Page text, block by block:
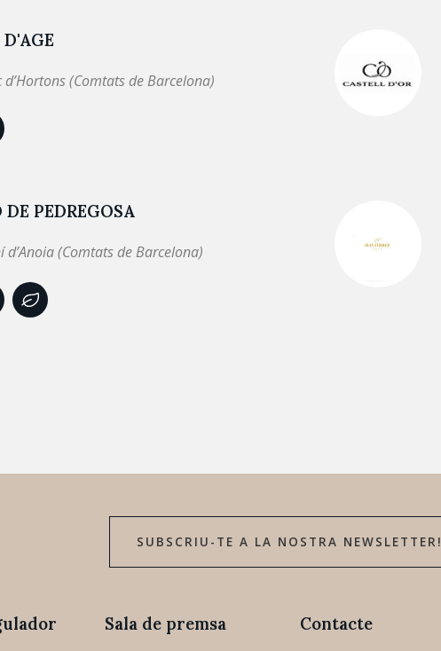
d’Hortons (Comtats de Barcelona)
DE PEDREGOSA
d’Anoia (Comtats de Barcelona)
SUBSCRIU-TE A LA NOSTRA NEWSLETTER!
Sala de premsa Contacte